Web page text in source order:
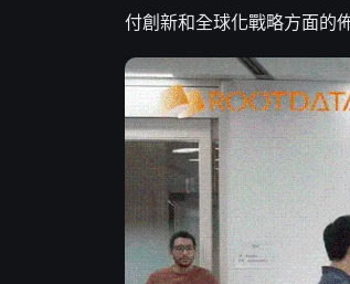
付創新和全球化戰略方面的